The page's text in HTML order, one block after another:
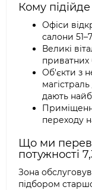
Кому підійде
Офіси
салони
Великі
приватних
Об'єкти з
дають
переходу
Що ми
потужності
Зона
підбором